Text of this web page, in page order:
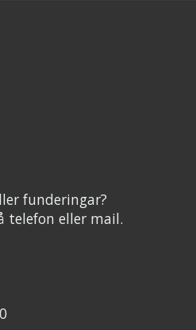
funderingar?
telefon eller mail.